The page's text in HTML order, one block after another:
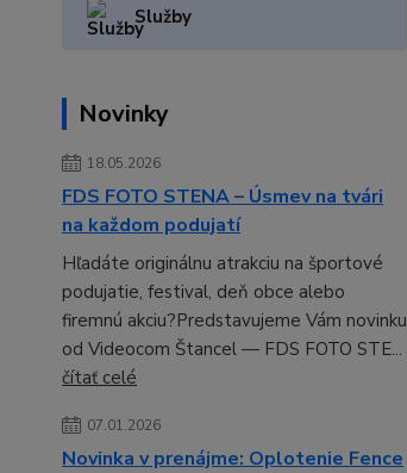
Služby
Novinky
18.05.2026
FDS FOTO STENA – Úsmev na tvári
na každom podujatí
Hľadáte originálnu atrakciu na športové
podujatie, festival, deň obce alebo
firemnú akciu?Predstavujeme Vám novinku
od Videocom Štancel — FDS FOTO STE...
čítať celé
07.01.2026
Novinka v prenájme: Oplotenie Fence